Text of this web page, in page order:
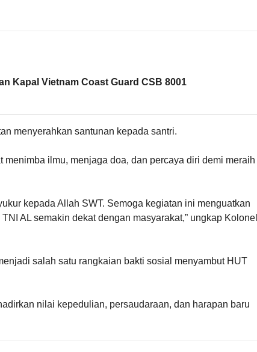
Kapal Vietnam Coast Guard CSB 8001
menyerahkan santunan kepada santri.
menimba ilmu, menjaga doa, dan percaya diri demi meraih
kepada Allah SWT. Semoga kegiatan ini menguatkan
AL semakin dekat dengan masyarakat,” ungkap Kolonel
salah satu rangkaian bakti sosial menyambut HUT
nilai kepedulian, persaudaraan, dan harapan baru